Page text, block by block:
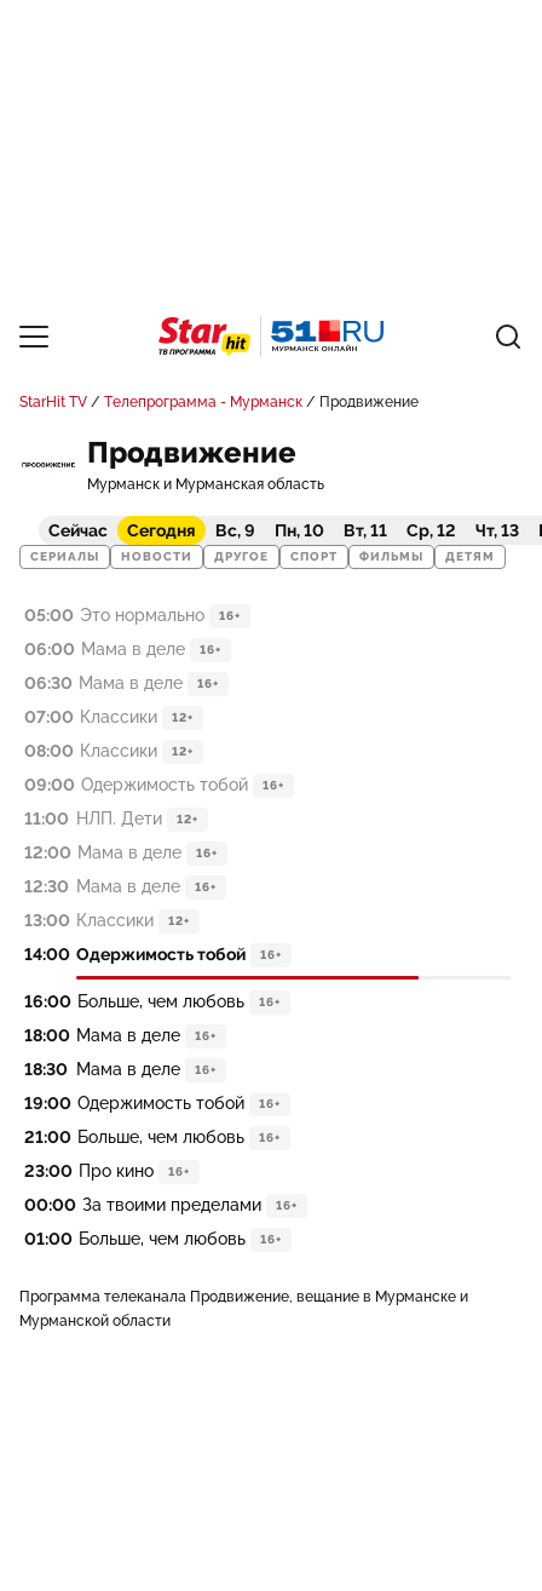
StarHit TV Телепрограмма - Мурманск Продвижение
Продвижение
Мурманск и Мурманская область
Сейчас Сегодня Вс, 9 Пн, 10 Вт, 11 Ср, 12 Чт, 13
СЕРИАЛЫ НОВОСТИ ДРУГОЕ СПОРТ ФИЛЬМЫ ДЕТЯМ
05:00 Это нормально 16+
06:00 Мама в деле 16+
06:30 Мама в деле 16+
07:00 Классики 12+
08:00 Классики 12+
09:00 Одержимость тобой 16+
11:00 НЛП. Дети 12+
12:00 Мама в деле 16+
12:30 Мама в деле 16+
13:00 Классики 12+
14:00 Одержимость тобой 16+
16:00 Больше, чем любовь 16+
18:00 Мама в деле 16+
18:30 Мама в деле 16+
19:00 Одержимость тобой 16+
21:00 Больше, чем любовь 16+
23:00 Про кино 16+
00:00 За твоими пределами 16+
01:00 Больше, чем любовь 16+
Программа телеканала Продвижение, вещание в Мурманске и
Мурманской области